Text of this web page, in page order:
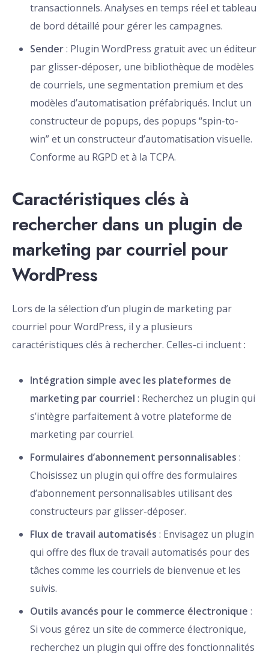
transactionnels. Analyses en temps réel et tableau
de bord détaillé pour gérer les campagnes.
Sender: Plugin WordPress gratuit avec un éditeur
par glisser-déposer, une bibliothèque de modèles
de courriels, une segmentation premium et des
modèles d’automatisation préfabriqués. Inclut un
constructeur de popups, des popups “spin-to-
win” et un constructeur d’automatisation visuelle.
Conforme au RGPD et à la TCPA.
Caractéristiques clés à
rechercher dans un plugin de
marketing par courriel pour
WordPress
Lors de la sélection d’un plugin de marketing par
courriel pour WordPress, il y a plusieurs
caractéristiques clés à rechercher. Celles-ci incluent :
Intégration simple avec les plateformes de
marketing par courriel : Recherchez un plugin qui
s’intègre parfaitement à votre plateforme de
marketing par courriel.
Formulaires d’abonnement personnalisables :
Choisissez un plugin qui offre des formulaires
d’abonnement personnalisables utilisant des
constructeurs par glisser-déposer.
Flux de travail automatisés : Envisagez un plugin
qui offre des flux de travail automatisés pour des
tâches comme les courriels de bienvenue et les
suivis.
Outils avancés pour le commerce électronique :
Si vous gérez un site de commerce électronique,
recherchez un plugin qui offre des fonctionnalités